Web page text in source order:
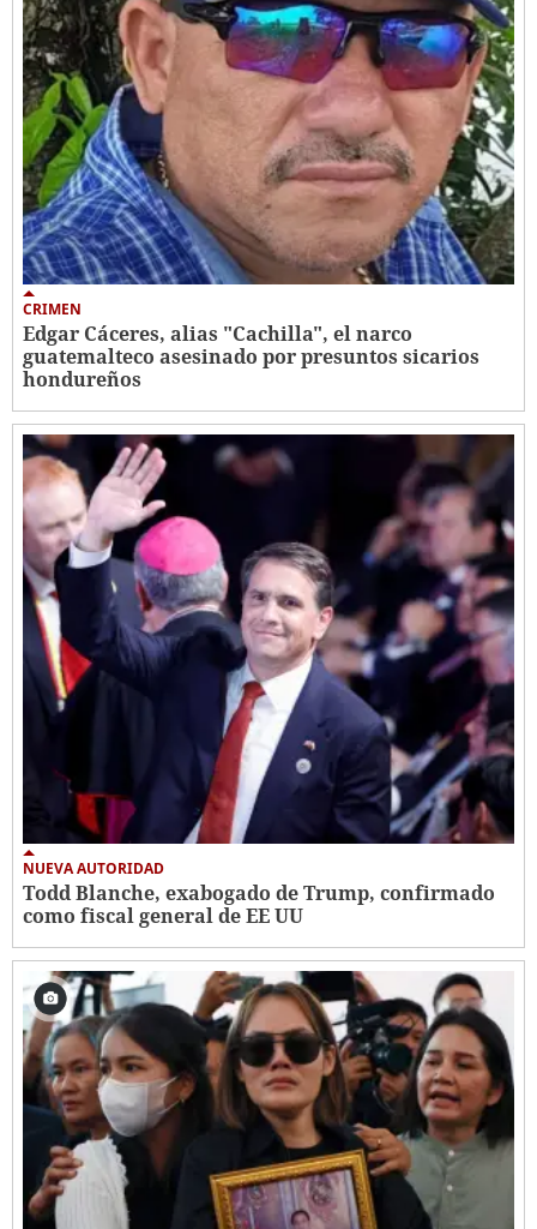
CRIMEN
Edgar Cáceres, alias "Cachilla", el narco
guatemalteco asesinado por presuntos sicarios
hondureños
NUEVA AUTORIDAD
Todd Blanche, exabogado de Trump, confirmado
como fiscal general de EE UU